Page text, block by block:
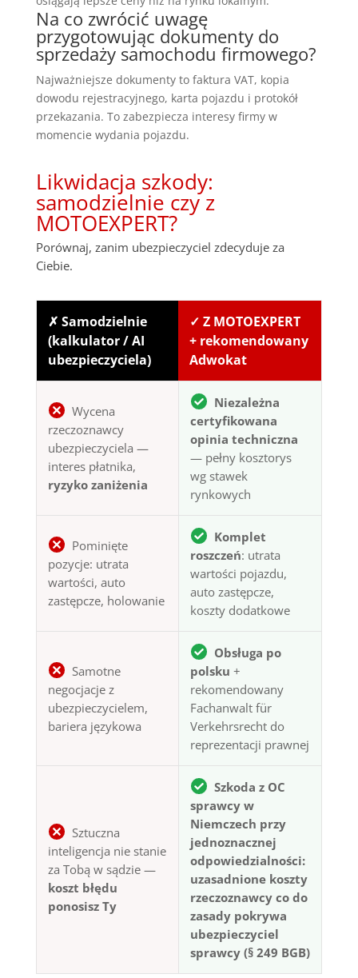
Na co zwrócić uwagę
przygotowując dokumenty do
sprzedaży samochodu firmowego?
Najważniejsze dokumenty to faktura VAT, kopia
dowodu rejestracyjnego, karta pojazdu i protokół
przekazania. To zabezpiecza interesy firmy w
momencie wydania pojazdu.
Likwidacja szkody:
samodzielnie czy z
MOTOEXPERT?
Porównaj, zanim ubezpieczyciel zdecyduje za
Ciebie.
✗ Samodzielnie
(kalkulator / AI
ubezpieczyciela)
✓ Z MOTOEXPERT
+ rekomendowany
Adwokat
Wycena
rzeczoznawcy
ubezpieczyciela —
interes płatnika,
ryzyko zaniżenia
Niezależna
certyfikowana
opinia techniczna
— pełny kosztorys
wg stawek
rynkowych
Pominięte
pozycje: utrata
wartości, auto
zastępcze, holowanie
Komplet
roszczeń: utrata
wartości pojazdu,
auto zastępcze,
koszty dodatkowe
Samotne
negocjacje z
ubezpieczycielem,
bariera językowa
Obsługa po
polsku +
rekomendowany
Fachanwalt für
Verkehrsrecht do
reprezentacji prawnej
Sztuczna
inteligencja nie stanie
za Tobą w sądzie —
koszt błędu
ponosisz Ty
Szkoda z OC
sprawcy w
Niemczech przy
jednoznacznej
odpowiedzialności:
uzasadnione koszty
rzeczoznawcy co do
zasady pokrywa
ubezpieczyciel
sprawcy (§ 249 BGB)